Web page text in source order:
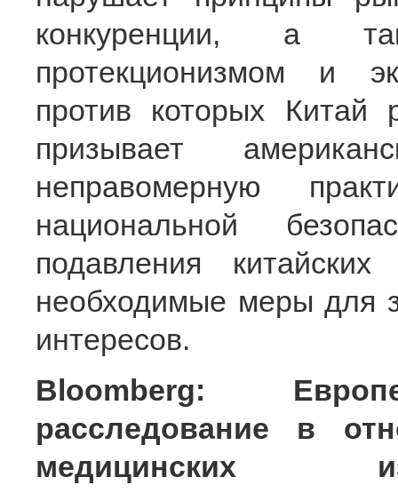
конкуренции, а
протекционизмом и
против которых Китай
призывает
неправомерную
национальной
подавления
необходимые меры для
интересов.
Bloomberg:
расследование в
медицинских